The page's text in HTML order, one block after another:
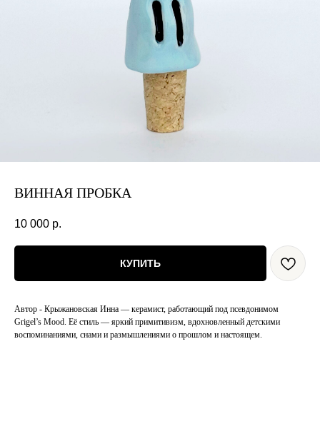
ВИННАЯ ПРОБКА
10 000 р.
КУПИТЬ
Автор - Крыжановская Инна — керамист, работающий под псевдонимом
Grigel’s Mood. Её стиль — яркий примитивизм, вдохновленный детскими
воспоминаниями, снами и размышлениями о прошлом и настоящем.